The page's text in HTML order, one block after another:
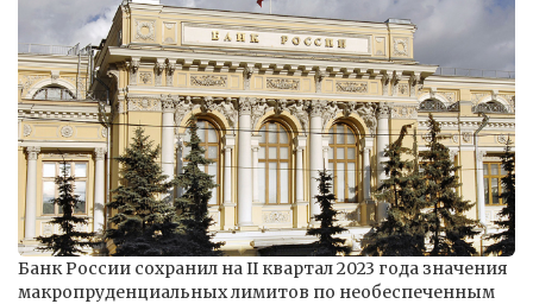
Банк России сохранил на II квартал 2023 года значения
макропруденциальных лимитов по необеспеченным